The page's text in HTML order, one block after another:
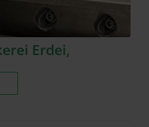
Erdei,